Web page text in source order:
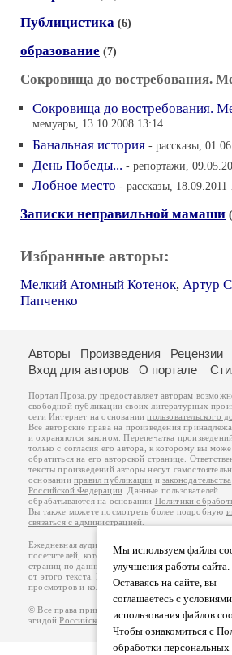
Публицистика (6)
образование (7)
Сокровища до востребования.
Сокровища до востребования.
мемуары, 13.10.2008 13:14
Банальная история - рассказы,
День Победы... - репортажи,
Лобное место - рассказы, 18.09.2011
Записки неправильной мамаши
Избранные авторы:
Мелкий Атомный Котенок, Артур
Папченко
Мы используем файлы
улучшения работы сайта.
Оставаясь на сайте, вы
соглашаетесь с условиями
использования файлов
Чтобы ознакомиться с
обработки
Авторы Произведения Рецензии
Вход для авторов
О портале
Портал Проза.ру предоставляет авторам
свободной публикации своих литературных
сети Интернет на основаниипользовательского
Все авторские права на произведения
и охраняются законом . Перепечатка
только с согласия его автора, к которому вы
обратиться на его авторской странице.
тексты произведений авторы несут
основанииправил публикации изаконодательства
Российской Федерации . Данные пользователей
обрабатываются на основании Политики
Вы также можете посмотреть более подробную
связаться с администрацией
Ежедневная аудитория портала Проза.ру –
посетителей, которые в общей сумме
страниц по данным счетчика посещаемости,
от этого текста. В каждой графе указано по две
просмотров и количество посетителей.
© Все права принадлежат авторам, 2000-2026.
эгидойРоссийского союза писателей.18+